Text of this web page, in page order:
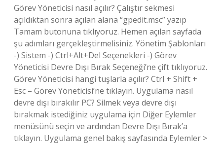
Görev Yöneticisi nasıl açılır? Çalıştır sekmesi
açıldıktan sonra açılan alana “gpedit.msc” yazıp
Tamam butonuna tıklıyoruz. Hemen açılan sayfada
şu adımları gerçekleştirmelisiniz. Yönetim Şablonları
-) Sistem -) Ctrl+Alt+Del Seçenekleri -) Görev
Yöneticisi Devre Dışı Bırak Seçeneği’ne çift tıklıyoruz.
Görev Yöneticisi hangi tuşlarla açılır? Ctrl + Shift +
Esc – Görev Yöneticisi’ne tıklayın. Uygulama nasıl
devre dışı bırakılır PC? Silmek veya devre dışı
bırakmak istediğiniz uygulama için Diğer Eylemler
menüsünü seçin ve ardından Devre Dışı Bırak’a
tıklayın. Uygulama genel bakış sayfasında Eylemler >